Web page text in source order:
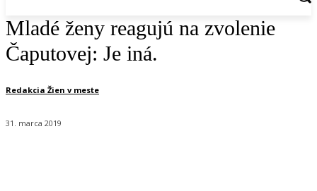
Mladé ženy reagujú na zvolenie
Čaputovej: Je iná.
Redakcia Žien v meste
31. marca 2019